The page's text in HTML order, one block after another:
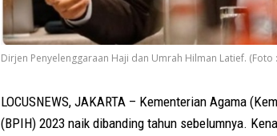
Dirjen Penyelenggaraan Haji dan Umrah Hilman Latief. (Foto
LOCUSNEWS, JAKARTA – Kementerian Agama
(BPIH) 2023 naik dibanding tahun sebelumnya.